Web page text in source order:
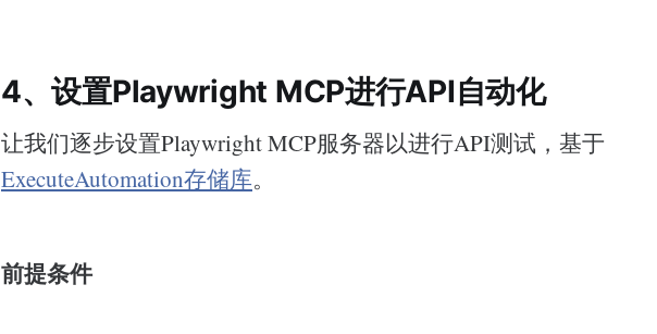
4、设置Playwright MCP进行API自动化
让我们逐步设置Playwright MCP服务器以进行API测试，基于
ExecuteAutomation存储库。
前提条件